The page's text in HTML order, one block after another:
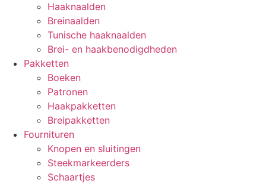
Haaknaalden
Breinaalden
Tunische haaknaalden
Brei- en haakbenodigdheden
Pakketten
Boeken
Patronen
Haakpakketten
Breipakketten
Fournituren
Knopen en sluitingen
Steekmarkeerders
Schaartjes